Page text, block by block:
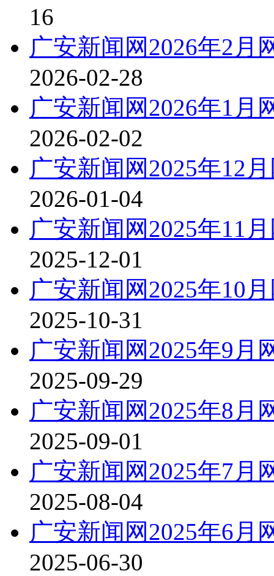
16
广安新闻网2026年2月
2026-02-28
广安新闻网2026年1月
2026-02-02
广安新闻网2025年12
2026-01-04
广安新闻网2025年11
2025-12-01
广安新闻网2025年10
2025-10-31
广安新闻网2025年9月
2025-09-29
广安新闻网2025年8月
2025-09-01
广安新闻网2025年7月
2025-08-04
广安新闻网2025年6月
2025-06-30